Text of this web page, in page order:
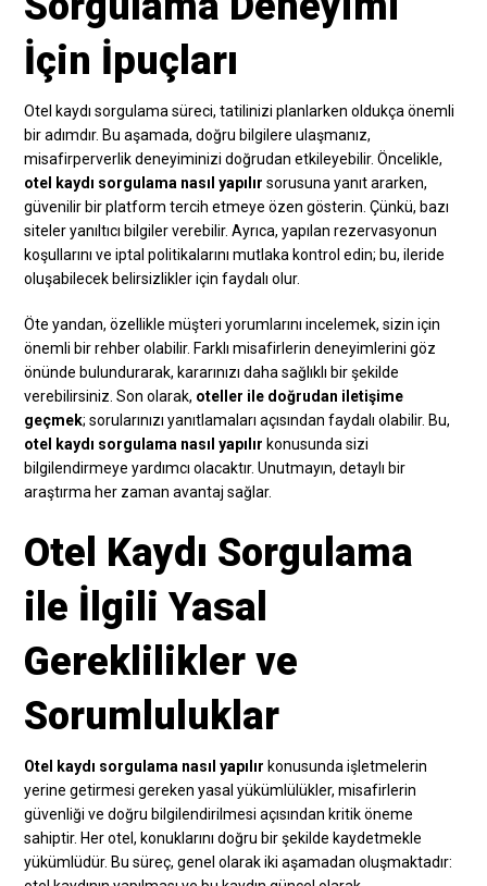
İçin İpuçları
Otel kaydı sorgulama süreci, tatilinizi planlarken oldukça önemli
bir adımdır. Bu aşamada, doğru bilgilere ulaşmanız,
misafirperverlik deneyiminizi doğrudan etkileyebilir. Öncelikle,
otel kaydı sorgulama nasıl yapılır sorusuna yanıt ararken,
güvenilir bir platform tercih etmeye özen gösterin. Çünkü, bazı
siteler yanıltıcı bilgiler verebilir. Ayrıca, yapılan rezervasyonun
koşullarını ve iptal politikalarını mutlaka kontrol edin; bu, ileride
oluşabilecek belirsizlikler için faydalı olur.
Öte yandan, özellikle müşteri yorumlarını incelemek, sizin için
önemli bir rehber olabilir. Farklı misafirlerin deneyimlerini göz
önünde bulundurarak, kararınızı daha sağlıklı bir şekilde
verebilirsiniz. Son olarak, oteller ile doğrudan iletişime
geçmek; sorularınızı yanıtlamaları açısından faydalı olabilir. Bu,
otel kaydı sorgulama nasıl yapılır konusunda sizi
bilgilendirmeye yardımcı olacaktır. Unutmayın, detaylı bir
araştırma her zaman avantaj sağlar.
Otel Kaydı Sorgulama
ile İlgili Yasal
Gereklilikler ve
Sorumluluklar
Otel kaydı sorgulama nasıl yapılır konusunda işletmelerin
yerine getirmesi gereken yasal yükümlülükler, misafirlerin
güvenliği ve doğru bilgilendirilmesi açısından kritik öneme
sahiptir. Her otel, konuklarını doğru bir şekilde kaydetmekle
yükümlüdür. Bu süreç, genel olarak iki aşamadan oluşmaktadır: